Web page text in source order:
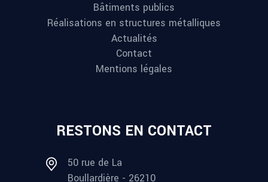
Bâtiments publics
Réalisations en structures métalliques
Actualités
Contact
Mentions légales
RESTONS EN CONTACT
50 rue de La
Boullardière - 26210